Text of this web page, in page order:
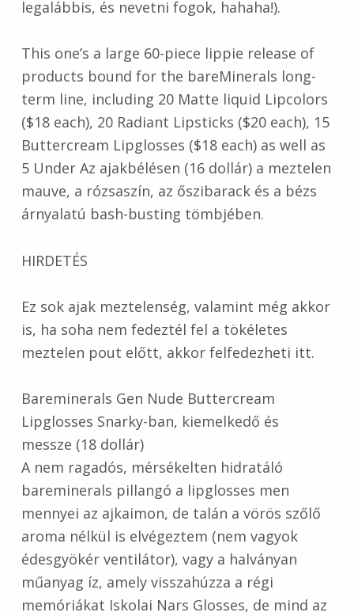
legalábbis, és nevetni fogok, hahaha!).
This one’s a large 60-piece lippie release of
products bound for the bareMinerals long-
term line, including 20 Matte liquid Lipcolors
($18 each), 20 Radiant Lipsticks ($20 each), 15
Buttercream Lipglosses ($18 each) as well as
5 Under Az ajakbélésen (16 dollár) a meztelen
mauve, a rózsaszín, az őszibarack és a bézs
árnyalatú bash-busting tömbjében.
HIRDETÉS
Ez sok ajak meztelenség, valamint még akkor
is, ha soha nem fedeztél fel a tökéletes
meztelen pout előtt, akkor felfedezheti itt.
Bareminerals Gen Nude Buttercream
Lipglosses Snarky-ban, kiemelkedő és
messze (18 dollár)
A nem ragadós, mérsékelten hidratáló
bareminerals pillangó a lipglosses men
mennyei az ajkaimon, de talán a vörös szőlő
aroma nélkül is elvégeztem (nem vagyok
édesgyökér ventilátor), vagy a halványan
műanyag íz, amely visszahúzza a régi
memóriákat Iskolai Nars Glosses, de mind az